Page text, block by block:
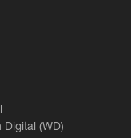
Digital (WD)